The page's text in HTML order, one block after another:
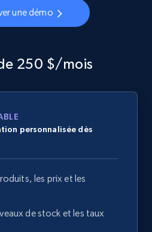
une démo
250 $/mois
personnalisée dès
les prix et les
de stock et les taux